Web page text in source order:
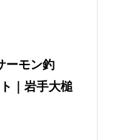
ーモン釣
｜岩手大槌